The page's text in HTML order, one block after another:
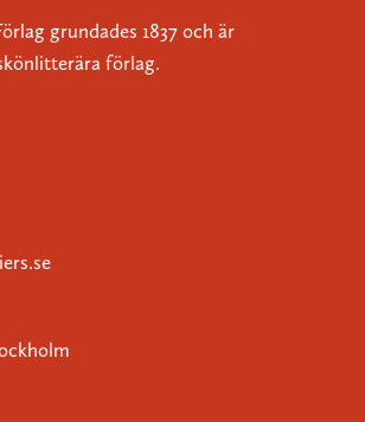
grundades 1837 och är
förlag.